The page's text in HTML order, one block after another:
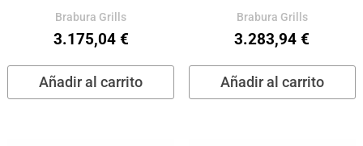
Brabura Grills
3.175,04 €
Añadir al carrito
Brabura Grills
3.283,94€
Añadir al carrito